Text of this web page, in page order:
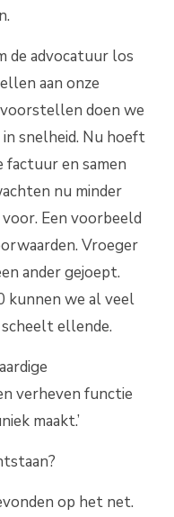
de advocatuur los
aan onze
doen we
snelheid. Nu hoeft
factuur en samen
nu minder
voor. Een voorbeeld
Vroeger
ander gejoept.
kunnen we al veel
ellende.
verheven functie
maakt.’
op het net.